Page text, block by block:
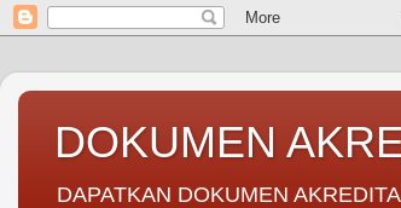
DOKUMEN
DAPATKAN DOKUMEN